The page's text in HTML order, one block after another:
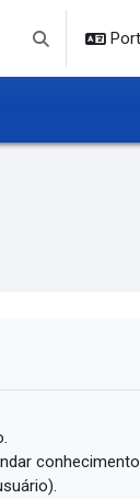
Alternar